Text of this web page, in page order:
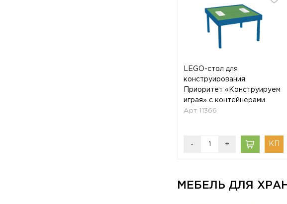
LEGO-стол для
конструирования
Приоритет «Конструируем
играя» с контейнерами
Арт 11366
- +
МЕБЕЛЬ ДЛЯ